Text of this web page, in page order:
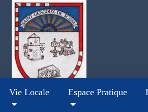
Vie Locale Espace Pratique